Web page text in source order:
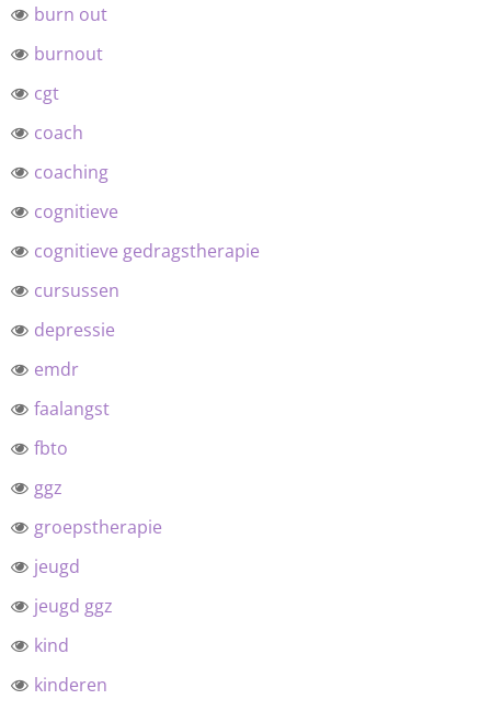
burn out
burnout
cgt
coach
coaching
cognitieve
cognitieve gedragstherapie
cursussen
depressie
emdr
faalangst
fbto
ggz
groepstherapie
jeugd
jeugd ggz
kind
kinderen